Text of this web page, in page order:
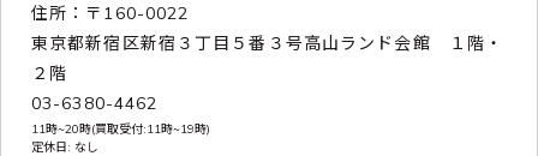
住所：〒160-0022
東京都新宿区新宿３丁目５番３号高山ランド会館 １階・
２階
03-6380-4462
11時~20時(買取受付:11時~19時)
定休日: なし